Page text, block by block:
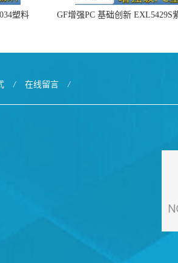
塑料
GF增强PC 基础创新 EXL5429S
/ 在线留言 /